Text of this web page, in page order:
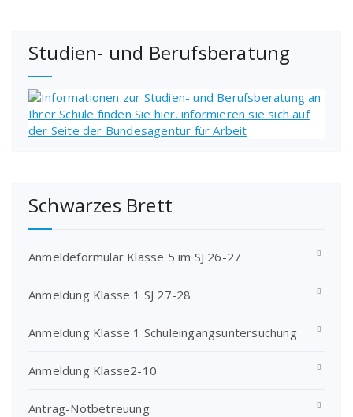
Studien- und Berufsberatung
Schwarzes Brett
Anmeldeformular Klasse 5 im SJ 26-27
Anmeldung Klasse 1 SJ 27-28
Anmeldung Klasse 1 Schuleingangsuntersuchung
Anmeldung Klasse2-10
Antrag-Notbetreuung